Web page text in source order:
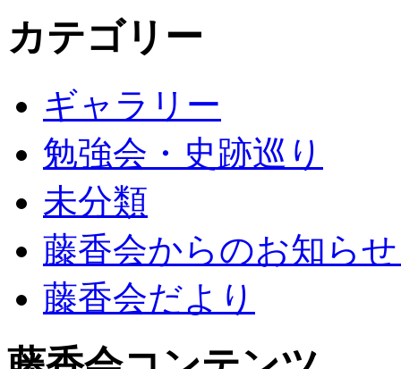
カテゴリー
ギャラリー
勉強会・史跡巡り
未分類
藤香会からのお知ら
藤香会だより